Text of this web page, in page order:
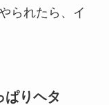
られたら、イ
ぱりヘタ